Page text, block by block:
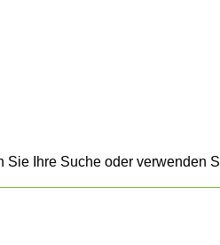
Ihre Suche oder verwenden